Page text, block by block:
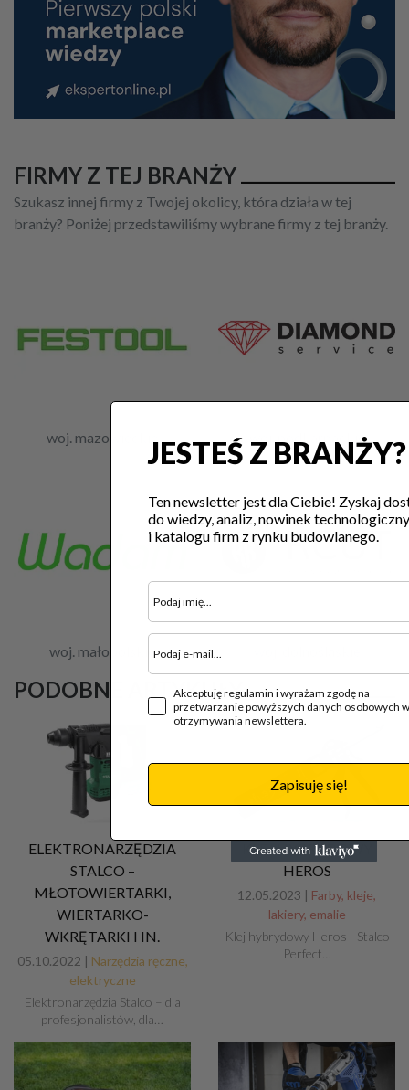
FIRMY Z TEJ BRANŻY
Szukasz innej firmy z Twojej okolicy, która działa w tej
branży? Poniżej przedstawiliśmy wybrane firmy z tej branży.
woj. mazowieckie woj. podkarpackie
woj. małopolskie
PODOBNE ARTYKUŁY
ELEKTRONARZĘDZIA
STALCO –
MŁOTOWIERTARKI,
WIERTARKO-
WKRĘTARKI I IN.
05.10.2022 | Narzędzia ręczne,
elektryczne
Elektronarzędzia Stalco – dla
profesjonalistów, dla…
KLEJ HYBRYDOWY
HEROS
12.05.2023 | Farby, kleje,
lakiery, emalie
Klej hybrydowy Heros - Stalco
Perfect…
JESTEŚ Z BRANŻY?
Ten newsletter jest dla Ciebie! Zyskaj
do wiedzy, analiz, nowinek
i katalogu firm z rynku budowlanego.
Akceptuję regulamin i wyrażam zgodę na
przetwarzanie powyższych danych osobowych
otrzymywania newslettera.
Zapisuję się!